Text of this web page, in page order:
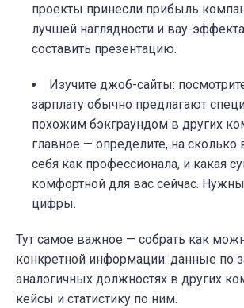
проекты принесли прибыль
лучшей наглядности и вау-
составить презентацию.
Изучите джоб-сайты:
зарплату обычно предлагают
похожим бэкграундом в других
главное — определите, на сколько
себя как профессионала, и какая
комфортной для вас сейчас.
цифры.
Тут самое важное — собрать как
конкретной информации: данные по
аналогичных должностях в других
кейсы и статистику по ним.